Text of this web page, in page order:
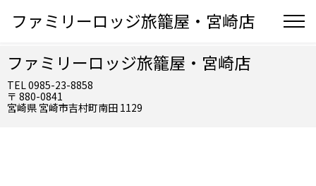
ファミリーロッジ旅籠屋・宮崎店
ファミリーロッジ旅籠屋・宮崎店
TEL 0985-23-8858
〒 880-0841
宮崎県 宮崎市吉村町南田 1129